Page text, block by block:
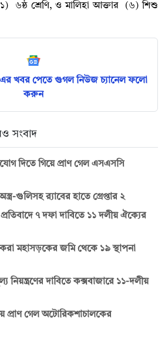
৬ষ্ঠ শ্রেণি, ও মালিহা আক্তার (৬) শিশু
খবর পেতে গুগল নিউজ চ্যানেল ফলো
করুন
সংবাদ
দিতে গিয়ে প্রাণ গেল এসএসসি
গুলিসহ র‍্যাবের হাতে গ্রেপ্তার ২
৭ দফা দাবিতে ১১ দলীয় ঐক্যের
মহাসড়কের জমি থেকে ১৯ স্থাপনা
নিয়ন্ত্রণের দাবিতে কক্সবাজারে ১১-দলীয়
প্রাণ গেল অটোরিকশাচালকের